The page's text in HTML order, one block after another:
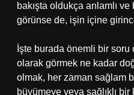
bakışta oldukça anlamlı
görünse de, işin içine
İşte burada önemli bir soru
olarak görmek ne kadar
olmak, her zaman sağlam
büyümeye veya sağlıklı